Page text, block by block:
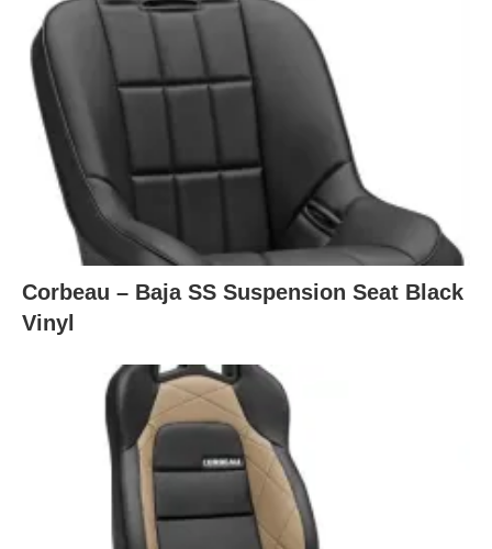
Corbeau – Baja SS Suspension Seat Black
Vinyl